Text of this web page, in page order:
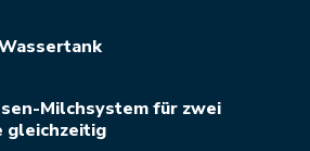
Milchsystem für zwei
gleichzeitig